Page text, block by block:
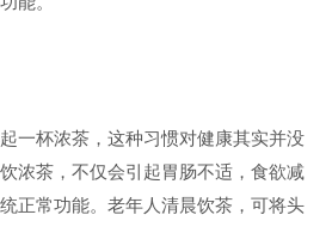
杯浓茶，这种习惯对健康其实并没
浓茶，不仅会引起胃肠不适，食欲减
正常功能。老年人清晨饮茶，可将头